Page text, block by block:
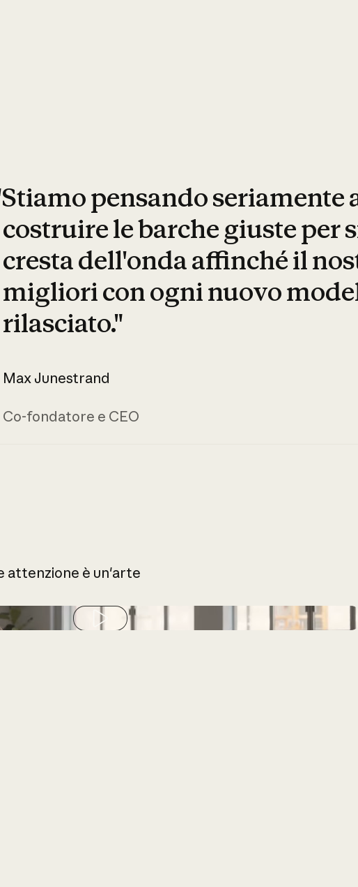
pensando seriamente
costruire le barche giuste per
cresta dell'onda affinché il
migliori con ogni nuovo
rilasciato."
Max Junestrand
Co-fondatore e CEO
attenzione è un'arte
Play video